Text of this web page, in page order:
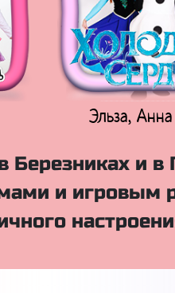
Эльза,
Березниках и
и игровым